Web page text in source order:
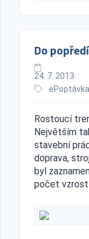
Do
24. 7. 2013
Rostoucí
Největším
stavební
doprava,
byl
počet